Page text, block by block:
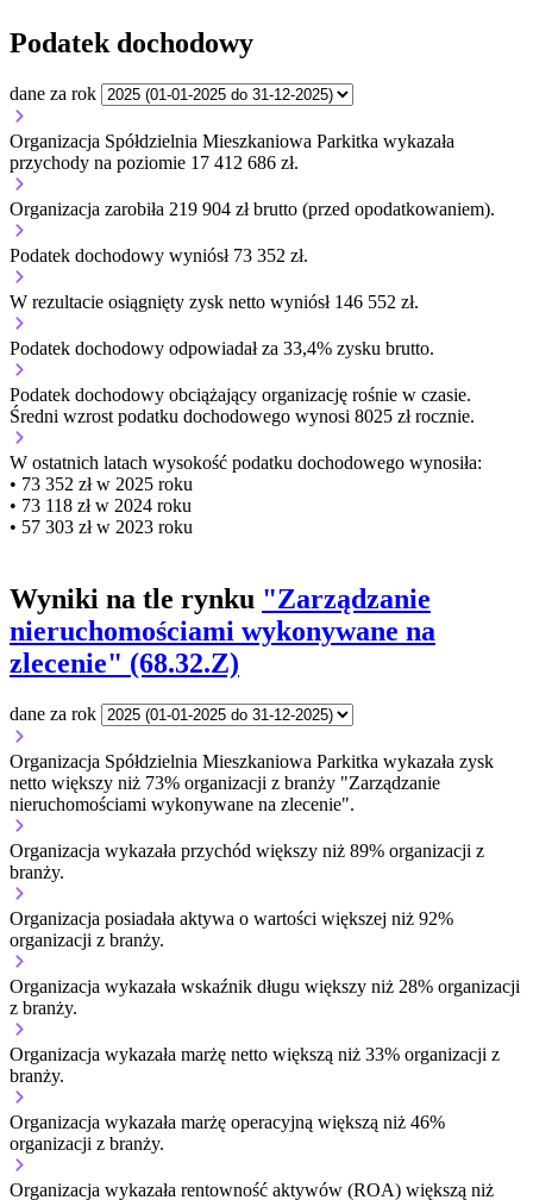
Podatek dochodowy
dane za rok
Organizacja Spółdzielnia Mieszkaniowa Parkitka wykazała
przychody na poziomie 17 412 686 zł.
Organizacja zarobiła 219 904 zł brutto (przed opodatkowaniem).
Podatek dochodowy wyniósł 73 352 zł.
W rezultacie osiągnięty zysk netto wyniósł 146 552 zł.
Podatek dochodowy odpowiadał za 33,4% zysku brutto.
Podatek dochodowy obciążający organizację rośnie w czasie.
Średni wzrost podatku dochodowego wynosi 8025 zł rocznie.
W ostatnich latach wysokość podatku dochodowego wynosiła:
• 73 352 zł w 2025 roku
• 73 118 zł w 2024 roku
• 57 303 zł w 2023 roku
Wyniki na tle rynku "Zarządzanie
nieruchomościami wykonywane na
zlecenie" (68.32.Z)
dane za rok
Organizacja Spółdzielnia Mieszkaniowa Parkitka wykazała zysk
netto większy niż 73% organizacji z branży "Zarządzanie
nieruchomościami wykonywane na zlecenie".
Organizacja wykazała przychód większy niż 89% organizacji z
branży.
Organizacja posiadała aktywa o wartości większej niż 92%
organizacji z branży.
Organizacja wykazała wskaźnik długu większy niż 28% organizacji
z branży.
Organizacja wykazała marżę netto większą niż 33% organizacji z
branży.
Organizacja wykazała marżę operacyjną większą niż 46%
organizacji z branży.
Organizacja wykazała rentowność aktywów (ROA) większą niż